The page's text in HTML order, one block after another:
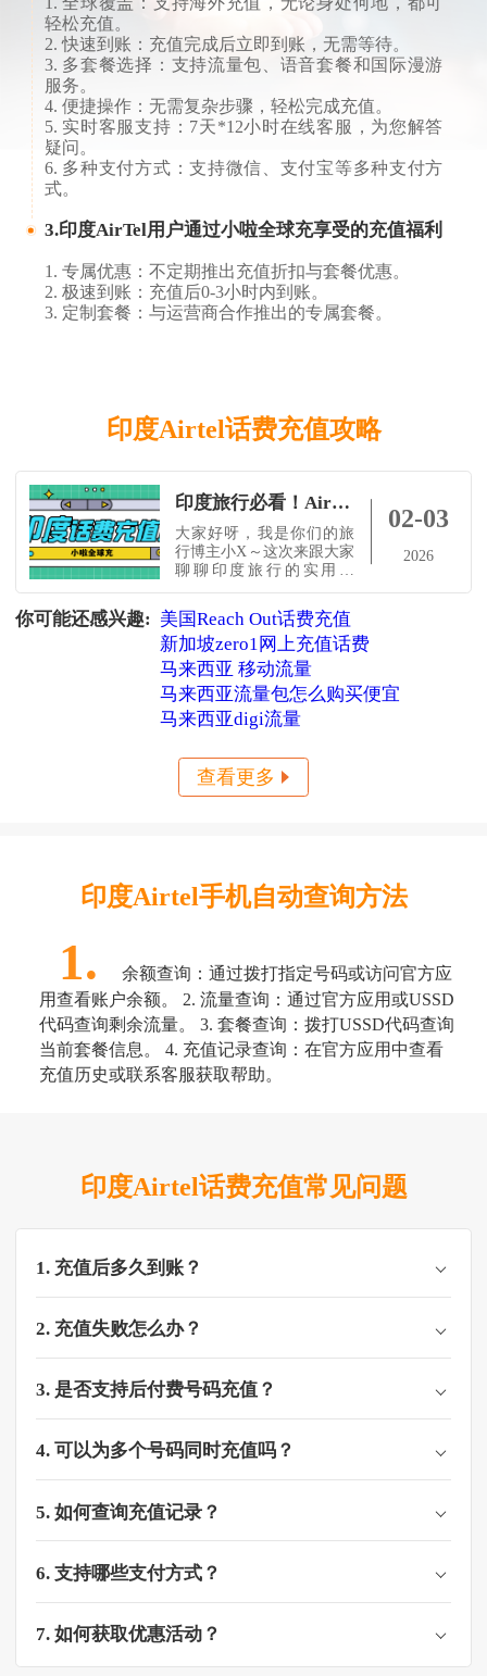
轻松充值。
2. 快速到账：充值完成后立即到账，无需等待。
3. 多套餐选择：支持流量包、语音套餐和国际漫游
服务。
4. 便捷操作：无需复杂步骤，轻松完成充值。
5. 实时客服支持：7天*12小时在线客服，为您解答
疑问。
6. 多种支付方式：支持微信、支付宝等多种支付方
式。
3.印度AirTel用户通过小啦全球充享受的充值福利
1. 专属优惠：不定期推出充值折扣与套餐优惠。
2. 极速到账：充值后0-3小时内到账。
3. 定制套餐：与运营商合作推出的专属套餐。
印度Airtel话费充值攻略
印度旅行必看！Airtel话费查询&充值小技巧，轻松搞定上网问题
大家好呀，我是你们的旅
行博主小X～这次来跟大家
聊聊印度旅行的实用干
费，出国在外怎么快速充
值。毕竟去印度旅行，地
图、翻译、打车、订票，
全都离不开网络，手机没
话费真的会超级尴尬。别
担心，我这就把最简单的
查询方式和充值方法分享
个印度必打卡景点！印度
旅行必打卡攻略
02-03
2026
你可能还感兴趣: 美国Reach Out话费充值
新加坡zero1网上充值话费
马来西亚 移动流量
马来西亚流量包怎么购买便宜
马来西亚digi流量
查看更多
印度Airtel手机自动查询方法
1.
余额查询：通过拨打指定号码或访问官方应
用查看账户余额。 2. 流量查询：通过官方应用或USSD
代码查询剩余流量。 3. 套餐查询：拨打USSD代码查询
当前套餐信息。 4. 充值记录查询：在官方应用中查看
充值历史或联系客服获取帮助。
印度Airtel话费充值常见问题
1. 充值后多久到账？
2. 充值失败怎么办？
3. 是否支持后付费号码充值？
4. 可以为多个号码同时充值吗？
5. 如何查询充值记录？
6. 支持哪些支付方式？
7. 如何获取优惠活动？